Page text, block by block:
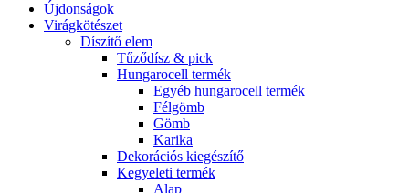
Újdonságok
Virágkötészet
Díszítő elem
Tűződísz & pick
Hungarocell termék
Egyéb hungarocell termék
Félgömb
Gömb
Karika
Dekorációs kiegészítő
Kegyeleti termék
Alap